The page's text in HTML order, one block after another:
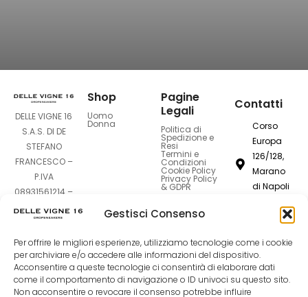
Gestisci Consenso
Per offrire le migliori esperienze, utilizziamo tecnologie come i cookie
per archiviare e/o accedere alle informazioni del dispositivo.
Acconsentire a queste tecnologie ci consentirà di elaborare dati
come il comportamento di navigazione o ID univoci su questo sito.
Non acconsentire o revocare il consenso potrebbe influire
DELLE VIGNE 16
S.A.S. DI DE
STEFANO
FRANCESCO –
P.IVA
08931561214 –
Sede Legale:
Corso Europa
126-128 –
80016 Marano
di Napoli (NA)
Shop
Uomo
Donna
Pagine
Legali
Politica di
Spedizione e
Resi
Termini e
Condizioni
Cookie Policy
Privacy Policy
& GDPR
Contatti
Corso
Europa
126/128,
Marano
di Napoli
081
7420994